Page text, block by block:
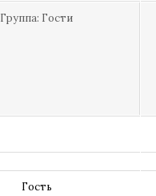
Группа: Гости
Гость